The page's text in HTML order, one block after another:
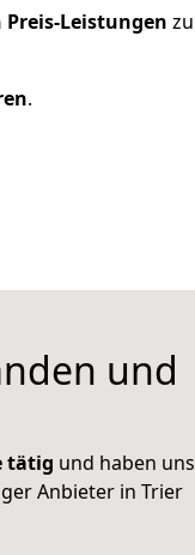
Preis-Leistungen zu
.
und
tätig und haben uns
Anbieter in Trier